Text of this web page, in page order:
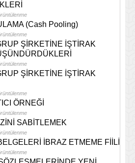
(Cash Pooling)
ŞİRKETİNE İŞTİRAK
ŞİRKETİNE İŞTİRAK
ÖRNEĞİ
SABİTLEMEK
İBRAZ ETMEME FİİLİ